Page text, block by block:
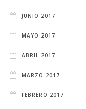
JUNIO 2017
MAYO 2017
ABRIL 2017
MARZO 2017
FEBRERO 2017